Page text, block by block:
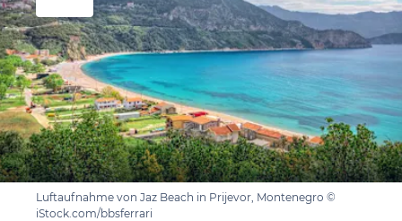
Luftaufnahme von Jaz Beach in Prijevor, Montenegro ©
iStock.com/bbsferrari